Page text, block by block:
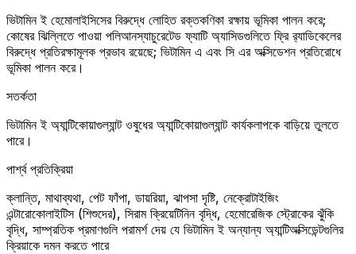
ভিটামিন ই হেমোলাইসিসের বিরুদ্ধে লোহিত রক্তকণিকা রক্ষায় ভূমিকা পালন করে;
কোষের ঝিল্লিতে পাওয়া পলিআনস্যাচুরেটেড ফ্যাটি অ্যাসিডগুলিতে ফ্রি র‌্যাডিকেলের
বিরুদ্ধে প্রতিরক্ষামূলক প্রভাব রয়েছে; ভিটামিন এ এবং সি এর অক্সিডেশন প্রতিরোধে
ভূমিকা পালন করে।
সতর্কতা
ভিটামিন ই অ্যান্টিকোয়াগুল্যান্ট ওষুধের অ্যান্টিকোয়াগুল্যান্ট কার্যকলাপকে বাড়িয়ে তুলতে
পারে।
পার্শ্ব প্রতিক্রিয়া
ক্লান্তি, মাথাব্যথা, পেট ফাঁপা, ডায়রিয়া, ঝাপসা দৃষ্টি, নেক্রোটাইজিং
এন্টারোকোলাইটিস (শিশুদের), সিরাম ক্রিয়েটিনিন বৃদ্ধি, হেমোরেজিক স্ট্রোকের ঝুঁকি
বৃদ্ধি, সাম্প্রতিক প্রমাণগুলি পরামর্শ দেয় যে ভিটামিন ই অন্যান্য অ্যান্টিঅক্সিডেন্টগুলির
ক্রিয়াকে দমন করতে পারে